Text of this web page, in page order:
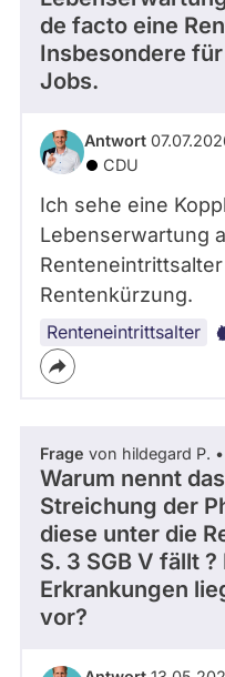
de facto eine
Insbesondere
Jobs.
Antwort
CDU
Ich sehe eine
Lebenserwartung
Rentenkürzung.
Renteneintrittsalter
Frage von hildegard P.
Warum nennt
Streichung der
diese unter die
S. 3 SGB V fällt
Erkrankungen
vor?